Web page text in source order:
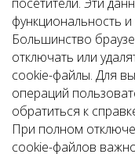
функциональность
Большинство
отключать или
cookie-файлы. Для
операций
обратиться к
При полном
cookie-файлов